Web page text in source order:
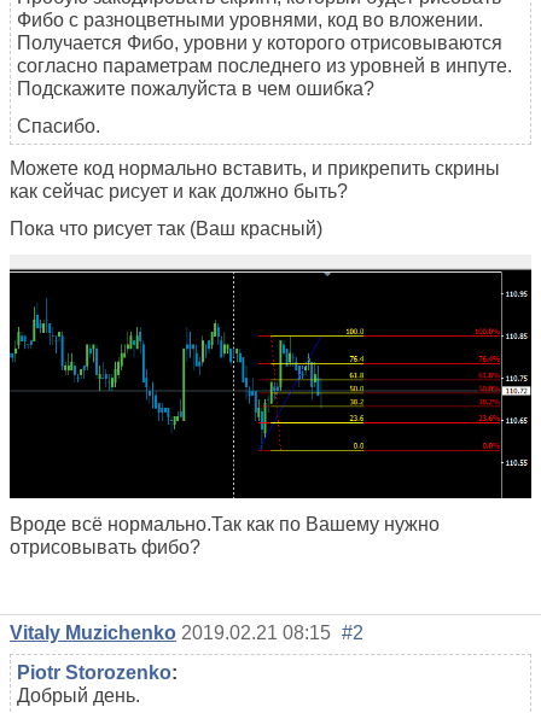
Фибо с разноцветными уровнями, код во вложении.
Получается Фибо, уровни у которого отрисовываются
согласно параметрам последнего из уровней в инпуте.
Подскажите пожалуйста в чем ошибка?
Спасибо.
Можете код нормально вставить, и прикрепить скрины
как сейчас рисует и как должно быть?
Пока что рисует так (Ваш красный)
Вроде всё нормально.Так как по Вашему нужно
отрисовывать фибо?
Vitaly Muzichenko 2019.02.21 08:15 #2
Piotr Storozenko:
Добрый день.